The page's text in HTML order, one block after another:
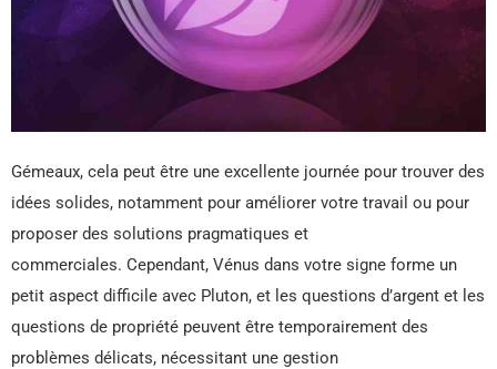
Gémeaux, cela peut être une excellente journée pour trouver des
idées solides, notamment pour améliorer votre travail ou pour
proposer des solutions pragmatiques et
commerciales. Cependant, Vénus dans votre signe forme un
petit aspect difficile avec Pluton, et les questions d’argent et les
questions de propriété peuvent être temporairement des
problèmes délicats, nécessitant une gestion